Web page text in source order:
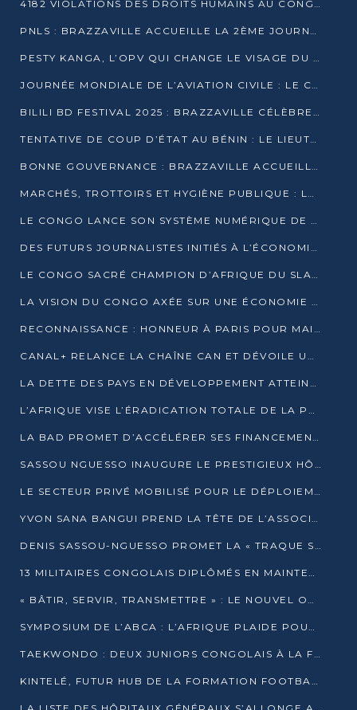
4182 VIOLATIONS DES DROITS HUMAINS AU CONGO EN 2025 SELON LE CAD
PNLS : BRAZZAVILLE ACCUEILLE LA 2ÈME JOURNÉE SCIENTIFIQUE SUR LE VIH/SIDA
PESTY KANGA, L’OPV QUI CHANGE LE VISAGE DU REPORTAGE AU CONGO
JOURNÉE MONDIALE DE L’AVIATION CIVILE : LE CONGO MISE SUR L’INNOVATION ET LA SÉCURITÉ
BILILI BD FESTIVAL 2025 : BRAZZAVILLE CÉLÈBRE DIX ANS DE CRÉATION GRAPHIQUE AFRICAINE
TENTATIVE DE COUP D’ÉTAT AU BÉNIN : LE LIEUTENANT-COLONEL TIGRI S’AUTOPROCLAME CHEF D’UN COMITÉ MILITAIRE
BONNE GOUVERNANCE : BRAZZAVILLE ACCUEILLE LES PREMIÈRES JOURNÉES CONGOLAISES DE L’ÉVALUATION
MARCHÉS, TROTTOIRS ET HYGIÈNE PUBLIQUE : LE GOUVERNEMENT DURCIT LE TON
LE CONGO LANCE SON SYSTÈME NUMÉRIQUE DE VÉRIFICATION DU BOIS
DES FUTURS JOURNALISTES INITIÉS À L’ÉCONOMIE BLEUE DURABLE
LE CONGO SACRÉ CHAMPION D’AFRIQUE DU SLAM 2025
LA VISION DU CONGO AXÉE SUR UNE ÉCONOMIE BAS CARBONE AU RENDEZ-VOUS DE MONACO 2025
RECONNAISSANCE : HONNEUR À PARIS POUR MAIXENT RAOUL OMINGA
CANAL+ RELANCE LA CHAÎNE CAN ET DÉVOILE UNE OFFRE EXCEPTIONNELLE POUR DÉCEMBRE
LA DETTE DES PAYS EN DÉVELOPPEMENT ATTEINT UN SOMMET HISTORIQUE ENTRE 2022 ET 2024
L’AFRIQUE VISE L’ÉRADICATION TOTALE DE LA POLIOMYÉLITE D’ICI 2026
LA BAD PROMET D’ACCÉLÉRER SES FINANCEMENTS AVEC LE MINISTÈRE DE L’ASSAINISSEMENT
SASSOU NGUESSO INAUGURE LE PRESTIGIEUX HÔTEL KEMPINSKI BRAZZAVILLE
LE SECTEUR PRIVÉ MOBILISÉ POUR LE DÉPLOIEMENT DE 19 MINI-CENTRALES SOLAIRES
YVON SANA BANGUI PREND LA TÊTE DE L’ASSOCIATION DES BANQUES CENTRALES AFRICAINES
DENIS SASSOU-NGUESSO PROMET LA « TRAQUE SANS RELÂCHE » DU GRAND BANDITISME
13 MILITAIRES CONGOLAIS DIPLÔMÉS EN MAINTENANCE INDUSTRIELLE APRÈS TROIS ANS DE FORMATION À L’UNIVERSITÉ MARIEN-NGOUABI
« BÂTIR, SERVIR, TRANSMETTRE » : LE NOUVEL OUVRAGE QUI INTERPELLE LES COLLECTIVITÉS
SYMPOSIUM DE L’ABCA : L’AFRIQUE PLAIDE POUR UN FINANCEMENT CLIMATIQUE ÉQUITABLE
TAEKWONDO : DEUX JUNIORS CONGOLAIS À LA FINALE D’OPEN SYRIES 2025 À ABIDJAN
KINTELÉ, FUTUR HUB DE LA FORMATION FOOTBALLISTIQUE AFRICAINE ?